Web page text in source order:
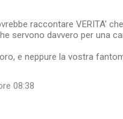
raccontare VERITA'
servono davvero per una
e neppure la vostra
08:38